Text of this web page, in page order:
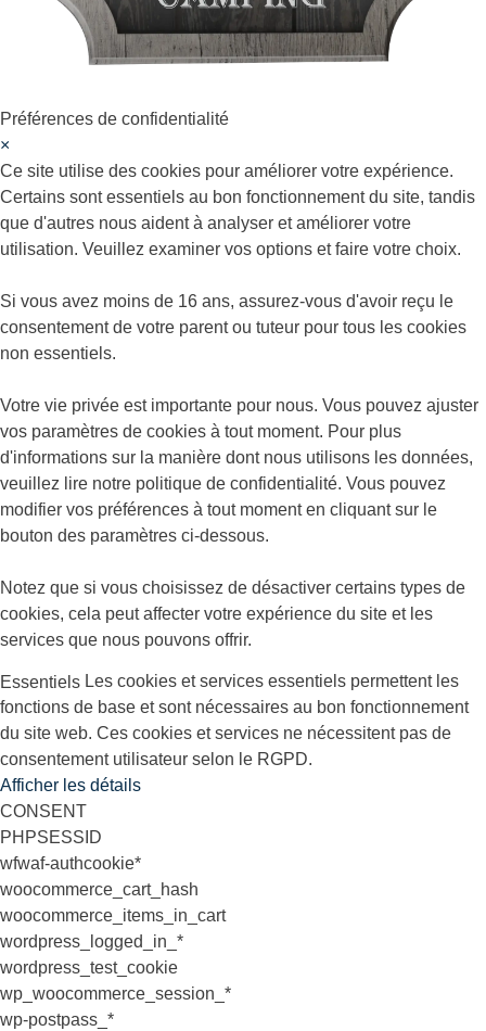
Préférences de confidentialité
×
Ce site utilise des cookies pour améliorer votre expérience.
Certains sont essentiels au bon fonctionnement du site, tandis
que d'autres nous aident à analyser et améliorer votre
utilisation. Veuillez examiner vos options et faire votre choix.
Si vous avez moins de 16 ans, assurez-vous d'avoir reçu le
consentement de votre parent ou tuteur pour tous les cookies
non essentiels.
Votre vie privée est importante pour nous. Vous pouvez ajuster
vos paramètres de cookies à tout moment. Pour plus
d'informations sur la manière dont nous utilisons les données,
veuillez lire notre politique de confidentialité. Vous pouvez
modifier vos préférences à tout moment en cliquant sur le
bouton des paramètres ci-dessous.
Notez que si vous choisissez de désactiver certains types de
cookies, cela peut affecter votre expérience du site et les
services que nous pouvons offrir.
Essentiels Les cookies et services essentiels permettent les
fonctions de base et sont nécessaires au bon fonctionnement
du site web. Ces cookies et services ne nécessitent pas de
consentement utilisateur selon le RGPD.
Afficher les détails
CONSENT
PHPSESSID
wfwaf-authcookie*
woocommerce_cart_hash
woocommerce_items_in_cart
wordpress_logged_in_*
wordpress_test_cookie
wp_woocommerce_session_*
wp-postpass_*